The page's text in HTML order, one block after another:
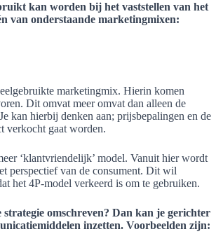
kan worden bij het vaststellen van het
van onderstaande marketingmixen:
marketingmix. Hierin komen
Dit omvat meer omvat dan alleen de
kan hierbij denken aan; prijsbepalingen en de
verkocht gaat worden.
‘klantvriendelijk’ model. Vanuit hier wordt
perspectief van de consument. Dit wil
het 4P-model verkeerd is om te gebruiken.
omschreven? Dan kan je gerichter
inzetten. Voorbeelden zijn: